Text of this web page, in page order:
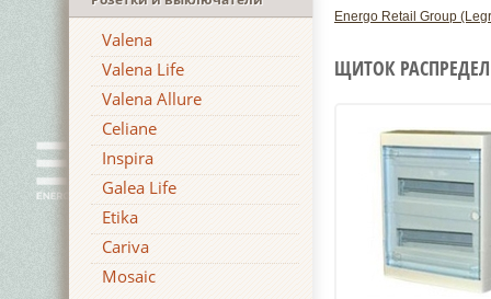
Valena
Valena Life
Valena Allure
Celiane
Inspira
Galea Life
Etika
Cariva
Mosaic
Energo Retail Group
ЩИТОК